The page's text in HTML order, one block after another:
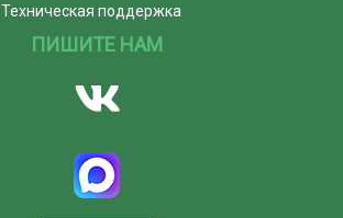
Техническая поддержка
ПИШИТЕ НАМ